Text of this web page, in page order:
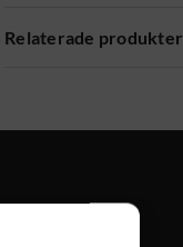
Relaterade produkter